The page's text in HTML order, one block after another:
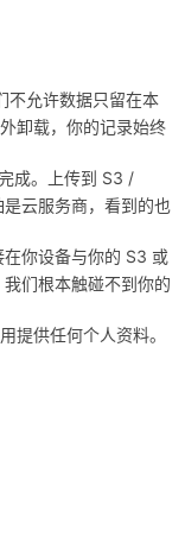
不允许数据只留在本
卸载，你的记录始终
成。上传到 S3 /
云服务商，看到的也
你设备与你的 S3 或
们根本触碰不到你的
提供任何个人资料。